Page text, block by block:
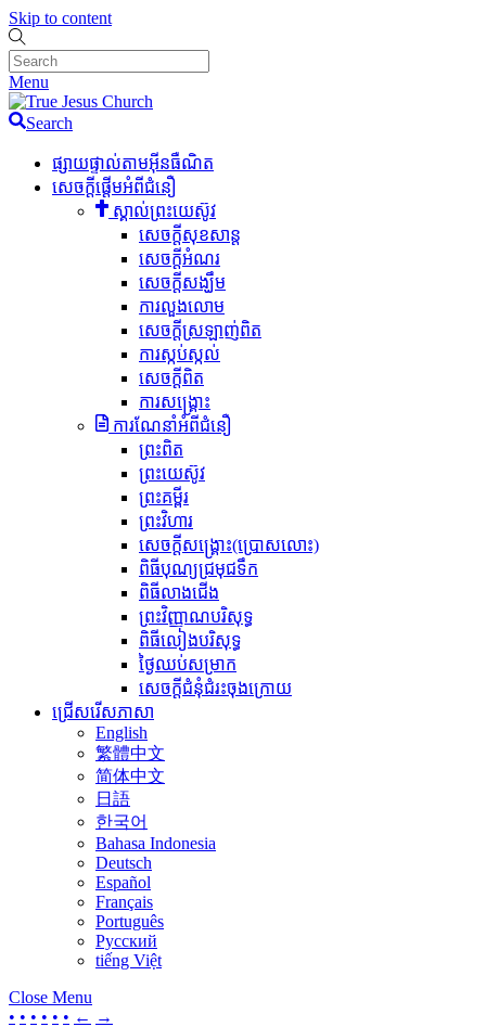
Skip to content
Menu
Search
ផ្សាយផ្ទាល់តាមអ៊ីនធឺណិត
សេចក្តីផ្តើមអំពីជំនឿ
ស្គាល់ព្រះយេស៊ូវ
សេចក្តីសុខសាន្ត
សេចក្តីអំណរ
សេចក្តីសង្ឃឹម
ការលួងលោម
សេចក្តីស្រឡាញ់ពិត
ការស្កប់ស្កល់
សេចក្តីពិត
ការសង្គ្រោះ
ការណែនាំអំពីជំនឿ
ព្រះពិត
ព្រះយេស៊ូវ
ព្រះគម្ពីរ
ព្រះវិហារ
សេចក្តីសង្គ្រោះ(ប្រោសលោះ)
ពិធីបុណ្យជ្រមុជទឹក
ពិធីលាងជើង
ព្រះវិញ្ញាណ​បរិសុទ្ធ
ពិធីលៀងបរិសុទ្ធ
ថ្ងៃឈប់សម្រាក
សេចក្តីជំនុំជំរះចុងក្រោយ
ជ្រើសរើសភាសា
English
繁體中文
简体中文
日語
한국어
Bahasa Indonesia
Deutsch
Español
Français
Português
Русский
tiếng Việt
Close Menu
• • • • • • ← →